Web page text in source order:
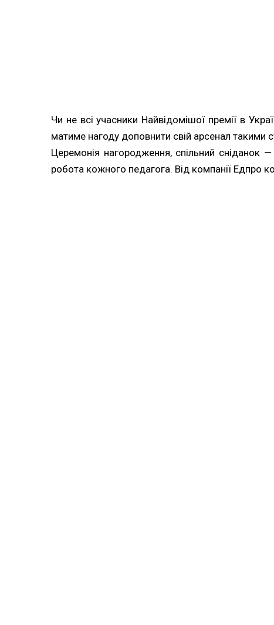
Чи не всі учасники Найвідомішої премії в
матиме нагоду доповнити свій арсенал такими
Церемонія нагородження, спільний сніданок
робота кожного педагога. Від компанії Едпро